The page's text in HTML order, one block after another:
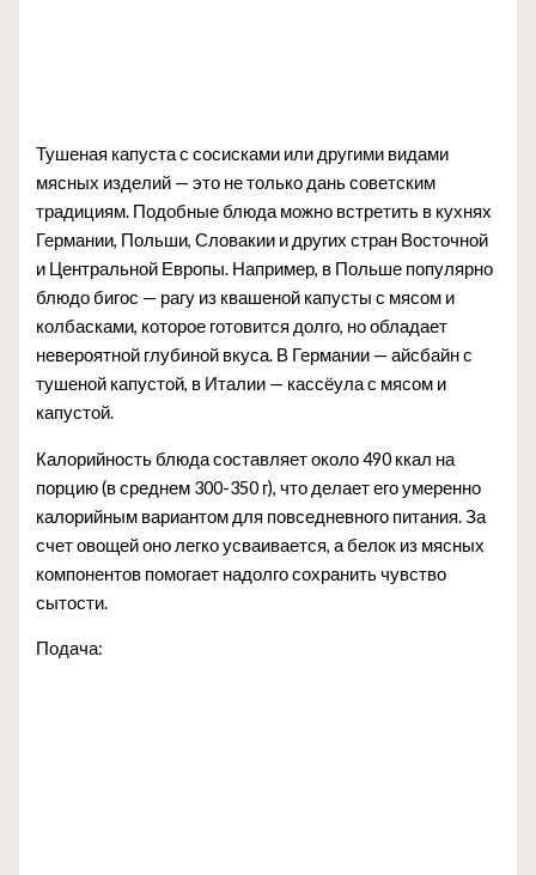
Тушеная капуста с сосисками или другими видами
мясных изделий — это не только дань советским
традициям. Подобные блюда можно встретить в кухнях
Германии, Польши, Словакии и других стран Восточной
и Центральной Европы. Например, в Польше популярно
блюдо бигос — рагу из квашеной капусты с мясом и
колбасками, которое готовится долго, но обладает
невероятной глубиной вкуса. В Германии — айсбайн с
тушеной капустой, в Италии — кассёула с мясом и
капустой.
Калорийность блюда составляет около 490 ккал на
порцию (в среднем 300-350 г), что делает его умеренно
калорийным вариантом для повседневного питания. За
счет овощей оно легко усваивается, а белок из мясных
компонентов помогает надолго сохранить чувство
сытости.
Подача: